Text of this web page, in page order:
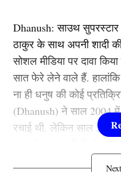
Dhanush: साउथ
ठाकुर के साथ अपनी शादी
सोशल मीडिया पर दावा
सात फेरे लेने वाले हैं.
ना ही धनुष की कोई
(Dhanush) ने साल 2004 में
रचाई थी. लेकिन साल 2024
बच्चे कितनी बड़े हैं और क्या